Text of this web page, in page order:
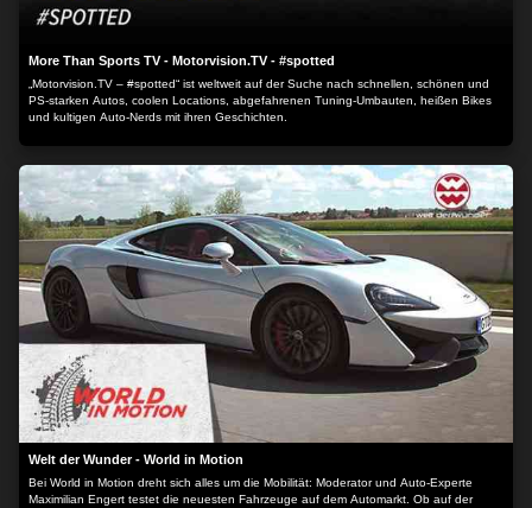
More Than Sports TV - Motorvision.TV - #spotted
„Motorvision.TV – #spotted“ ist weltweit auf der Suche nach schnellen, schönen und
PS-starken Autos, coolen Locations, abgefahrenen Tuning-Umbauten, heißen Bikes
und kultigen Auto-Nerds mit ihren Geschichten.
Welt der Wunder - World in Motion
Bei World in Motion dreht sich alles um die Mobilität: Moderator und Auto-Experte
Maximilian Engert testet die neuesten Fahrzeuge auf dem Automarkt. Ob auf der